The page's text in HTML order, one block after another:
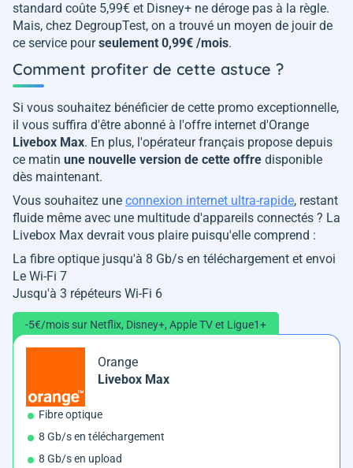
standard coûte 5,99€ et Disney+ ne déroge pas à la règle.
Mais, chez DegroupTest, on a trouvé un moyen de jouir de
ce service pourseulement 0,99€ /mois.
Comment profiter de cette astuce ?
Si vous souhaitez bénéficier de cette promo exceptionnelle,
il vous suffira d'être abonné à l'offre internet d'Orange
Livebox Max. En plus, l'opérateur français propose depuis
ce matin une nouvelle version de cette offre disponible
dès maintenant.
Vous souhaitez une connexion internet ultra-rapide, restant
fluide même avec une multitude d'appareils connectés ? La
Livebox Max devrait vous plaire puisqu'elle comprend :
La fibre optique jusqu'à 8 Gb/s en téléchargement et envoi
Le Wi-Fi 7
Jusqu'à 3 répéteurs Wi-Fi 6
-5€/mois sur Netflix, Disney+, Apple TV et Ligue1+
Orange
Livebox Max
Fibre optique
8 Gb/s en téléchargement
8 Gb/s en upload